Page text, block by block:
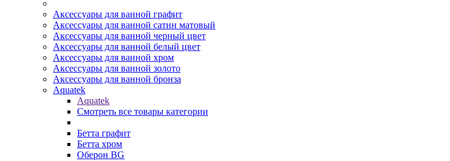
Аксессуары для ванной графит
Аксессуары для ванной сатин матовый
Аксессуары для ванной черный цвет
Аксессуары для ванной белый цвет
Аксессуары для ванной хром
Аксессуары для ванной золото
Аксессуары для ванной бронза
Aquatek
Aquatek
Смотреть все товары категории
Бетта графит
Бетта хром
Оберон BG